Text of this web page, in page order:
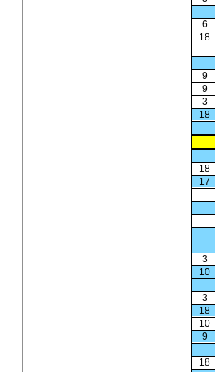
6
18
9
9
3
18
18
17
3
10
3
18
10
9
18